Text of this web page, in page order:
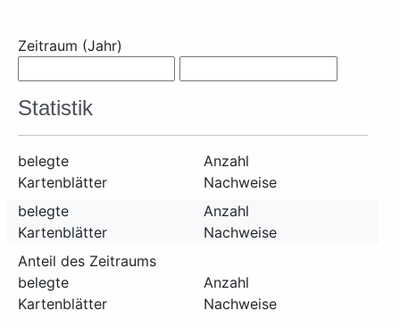
Zeitraum (Jahr)
Statistik
belegte
Kartenblätter
Anzahl
Nachweise
belegte
Kartenblätter
Anzahl
Nachweise
Anteil des Zeitraums
belegte
Kartenblätter
Anzahl
Nachweise